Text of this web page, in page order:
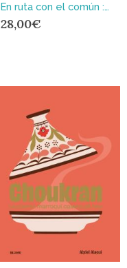
En ruta con el común : Archivo y memoria de una posible constelación (2017-19)
28,00€